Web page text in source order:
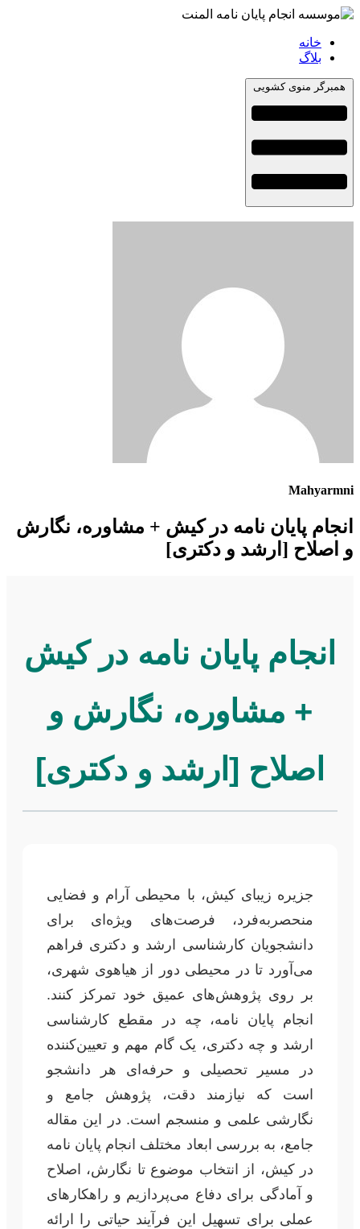
خانه
بلاگ
همبرگر منوی کشویی
پایان نامه در کیش + مشاوره، نگارش
اصلاح [ارشد و دکتری]
انجام پایان نامه در کیش
+ مشاوره، نگارش و
اصلاح [ارشد و دکتری]
جزیره زیبای کیش، با محیطی آرام و فضایی
منحصربه‌فرد، فرصت‌های ویژه‌ای برای
دانشجویان کارشناسی ارشد و دکتری فراهم
می‌آورد تا در محیطی دور از هیاهوی شهری،
بر روی پژوهش‌های عمیق خود تمرکز کنند.
انجام پایان نامه، چه در مقطع کارشناسی
ارشد و چه دکتری، یک گام مهم و تعیین‌کننده
در مسیر تحصیلی و حرفه‌ای هر دانشجو
است که نیازمند دقت، پژوهش جامع و
نگارشی علمی و منسجم است. در این مقاله
جامع، به بررسی ابعاد مختلف انجام پایان نامه
در کیش، از انتخاب موضوع تا نگارش، اصلاح
و آمادگی برای دفاع می‌پردازیم و راهکارهای
عملی برای تسهیل این فرآیند حیاتی را ارائه